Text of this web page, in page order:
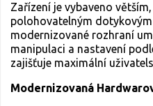
Zařízení je vybaveno
polohovatelným
modernizované rozhraní
manipulaci a nastavení
zajišťuje maximální
Modernizovaná